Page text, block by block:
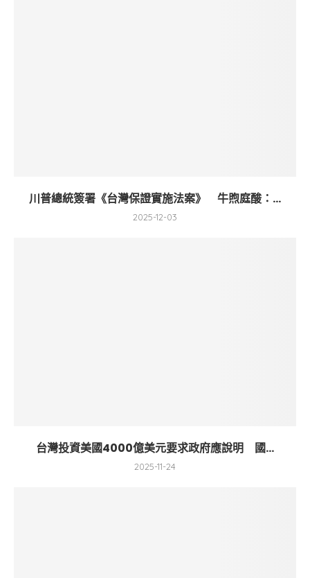
川普總統簽署《台灣保證實施法案》 牛煦庭酸：...
2025-12-03
台灣投資美國4000億美元要求政府應說明 國...
2025-11-24